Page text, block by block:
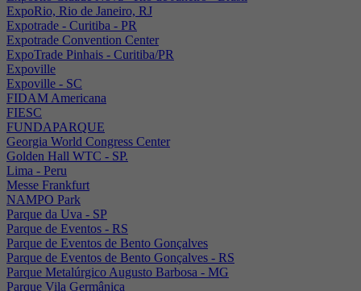
ExpoRio, Rio de Janeiro, RJ
Expotrade - Curitiba - PR
Expotrade Convention Center
ExpoTrade Pinhais - Curitiba/PR
Expoville
Expoville - SC
FIDAM Americana
FIESC
FUNDAPARQUE
Georgia World Congress Center
Golden Hall WTC - SP.
Lima - Peru
Messe Frankfurt
NAMPO Park
Parque da Uva - SP
Parque de Eventos - RS
Parque de Eventos de Bento Gonçalves
Parque de Eventos de Bento Gonçalves - RS
Parque Metalúrgico Augusto Barbosa - MG
Parque Vila Germânica